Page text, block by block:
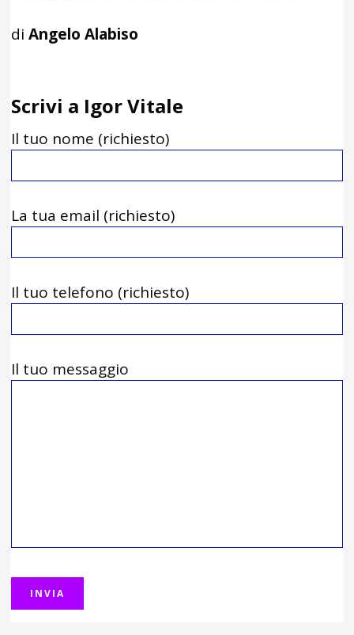
diAngelo Alabiso
Scrivi a Igor Vitale
Il tuo nome (richiesto)
La tua email (richiesto)
Il tuo telefono (richiesto)
Il tuo messaggio